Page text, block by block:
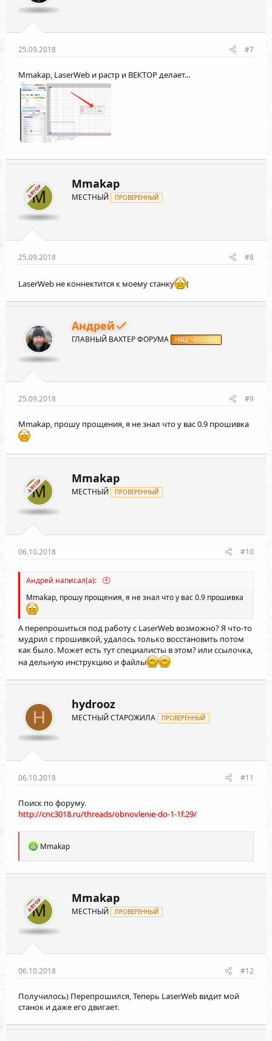
25.09.2018 #7
Mmakap, LaserWeb и растр и ВЕКТОР делает...
АВТОР
M
Mmakap
МЕСТНЫЙ ПРОВЕРЕННЫЙ
25.09.2018 #8
LaserWeb не коннектится к моему станку (
Андрей
ГЛАВНЫЙ ВАХТЕР ФОРУМА НАШ ЧЕЛОВЕК
25.09.2018 #9
Mmakap, прошу прощения, я не знал что у вас 0.9 прошивка
АВТОР
M
Mmakap
МЕСТНЫЙ ПРОВЕРЕННЫЙ
06.10.2018 #10
Андрей написал(а):
Mmakap, прошу прощения, я не знал что у вас 0.9 прошивка
А перепрошиться под работу с LaserWeb возможно? Я что-то
мудрил с прошивкой, удалось только восстановить потом
как было. Может есть тут специалисты в этом? или ссылочка,
на дельную инструкцию и файлы
H
hydrooz
МЕСТНЫЙ СТАРОЖИЛА ПРОВЕРЕННЫЙ
06.10.2018 #11
Поиск по форуму.
http://cnc3018.ru/threads/obnovlenie-do-1-1f.29/
Р
а
к
и
и
:
Mmakap
АВТОР
M
Mmakap
МЕСТНЫЙ ПРОВЕРЕННЫЙ
06.10.2018 #12
Получилось) Перепрошился, Теперь LaserWeb видит мой
станок и даже его двигает.